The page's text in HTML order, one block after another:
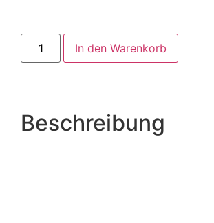
In den Warenkorb
Beschreibung